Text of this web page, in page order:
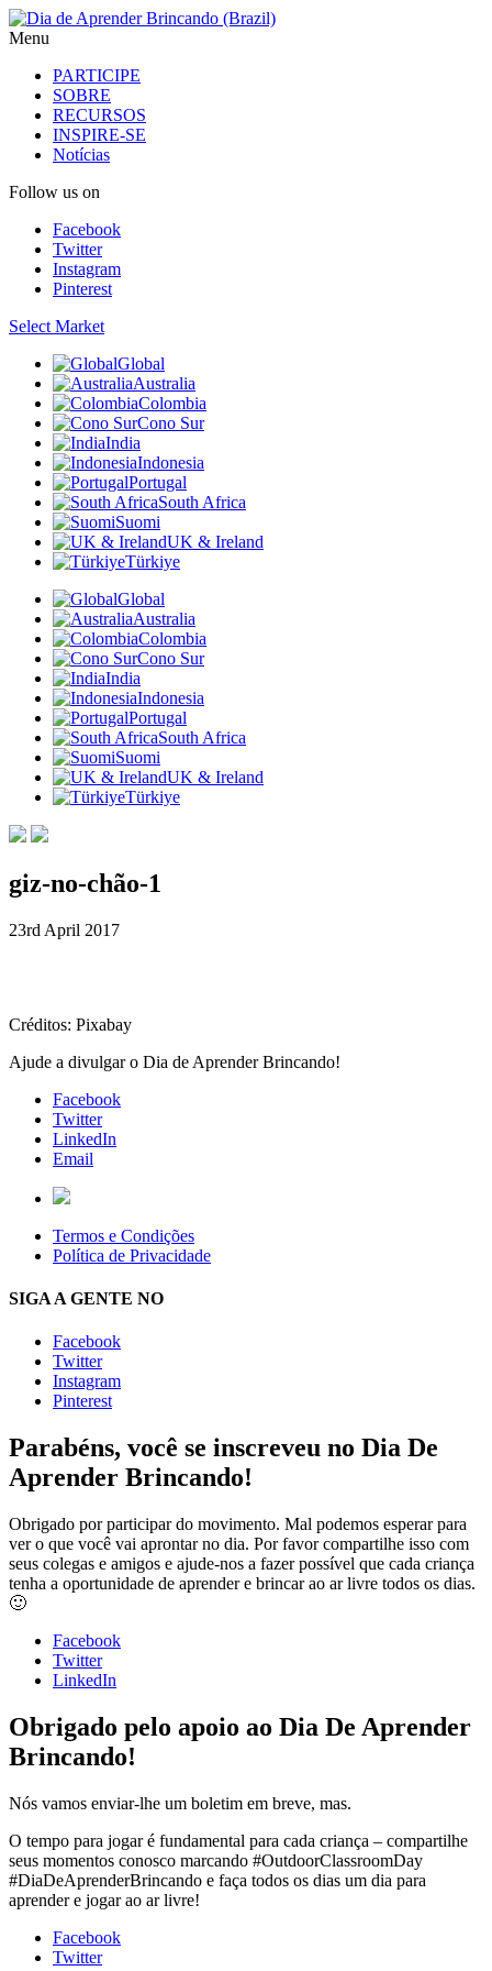
Menu
PARTICIPE
SOBRE
RECURSOS
INSPIRE-SE
Notícias
Follow us on
Facebook
Twitter
Instagram
Pinterest
Select Market
Global
Australia
Colombia
Cono Sur
India
Indonesia
Portugal
South Africa
Suomi
UK & Ireland
Türkiye
Global
Australia
Colombia
Cono Sur
India
Indonesia
Portugal
South Africa
Suomi
UK & Ireland
Türkiye
giz-no-chão-1
23rd April 2017
Créditos: Pixabay
Ajude a divulgar o Dia de Aprender Brincando!
Facebook
Twitter
LinkedIn
Email
Termos e Condições
Política de Privacidade
SIGA A GENTE NO
Facebook
Twitter
Instagram
Pinterest
Parabéns, você se inscreveu no Dia De
Aprender Brincando!
Obrigado por participar do movimento. Mal podemos esperar para
ver o que você vai aprontar no dia. Por favor compartilhe isso com
seus colegas e amigos e ajude-nos a fazer possível que cada criança
tenha a oportunidade de aprender e brincar ao ar livre todos os dias.
🙂
Facebook
Twitter
LinkedIn
Obrigado pelo apoio ao Dia De Aprender
Brincando!
Nós vamos enviar-lhe um boletim em breve, mas.
O tempo para jogar é fundamental para cada criança – compartilhe
seus momentos conosco marcando #OutdoorClassroomDay
#DiaDeAprenderBrincando e faça todos os dias um dia para
aprender e jogar ao ar livre!
Facebook
Twitter